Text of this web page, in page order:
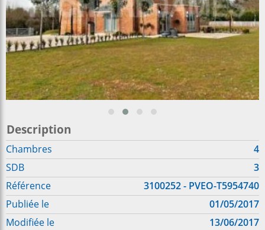
Description
Chambres
4
SDB
3
Référence
3100252 - PVEO-T5954740
Publiée le
01/05/2017
Modifiée le
13/06/2017